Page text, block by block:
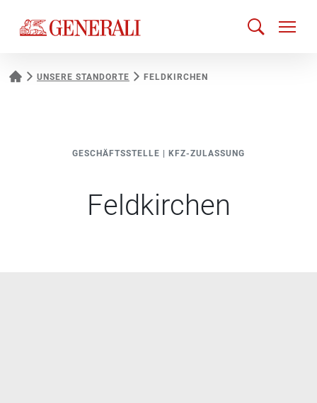
UNSERE STANDORTE FELDKIRCHEN
GESCHÄFTSSTELLE KFZ-ZULASSUNG
Feldkirchen